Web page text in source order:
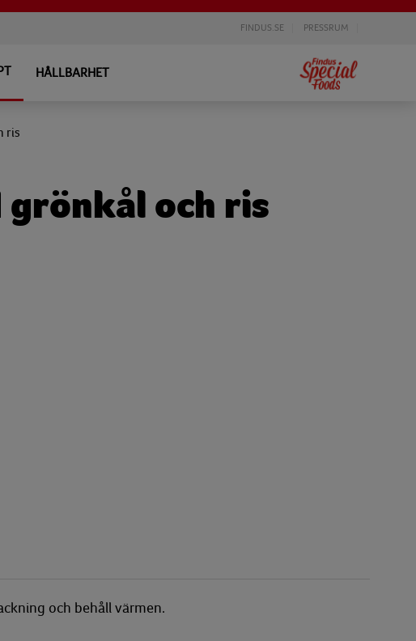
FINDUS.SE PRESSRUM
HÅLLBARHET
ris
grönkål och ris
och behåll värmen.